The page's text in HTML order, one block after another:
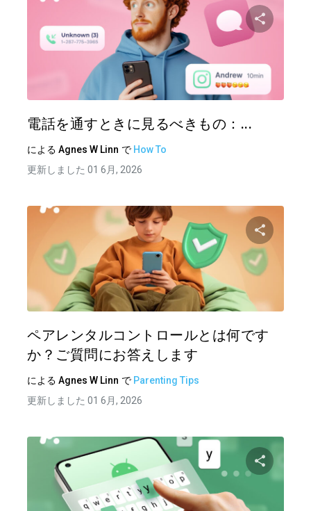
電話を通すときに見るべきもの：...
による Agnes W Linn で How To
更新しました 01 6月, 2026
この記
ペアレンタルコントロールとは何です
か？ご質問にお答えします
による Agnes W Linn で Parenting Tips
更新しました 01 6月, 2026